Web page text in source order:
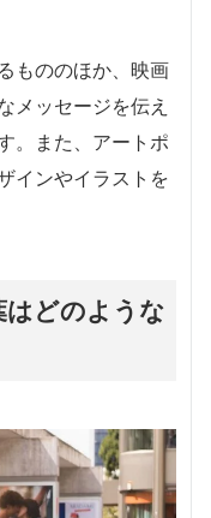
もののほか、映画
メッセージを伝え
。また、アートポ
インやイラストを
はどのような